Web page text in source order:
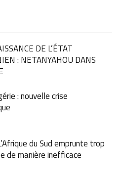
DE L’ÉTAT
: NETANYAHOU DANS
: nouvelle crise
du Sud emprunte trop
de manière inefficace